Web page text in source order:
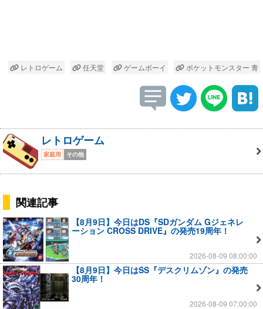
レトロゲーム 任天堂 ゲームボーイ ポケットモンスター 青
レトロゲーム
家庭用 その他
関連記事
【8月9日】今日はDS『SDガンダム Gジェネレ
ーション CROSS DRIVE』の発売19周年！
2026-08-09 08:00:00
【8月9日】今日はSS『デスクリムゾン』の発売
30周年！
2026-08-09 07:00:00